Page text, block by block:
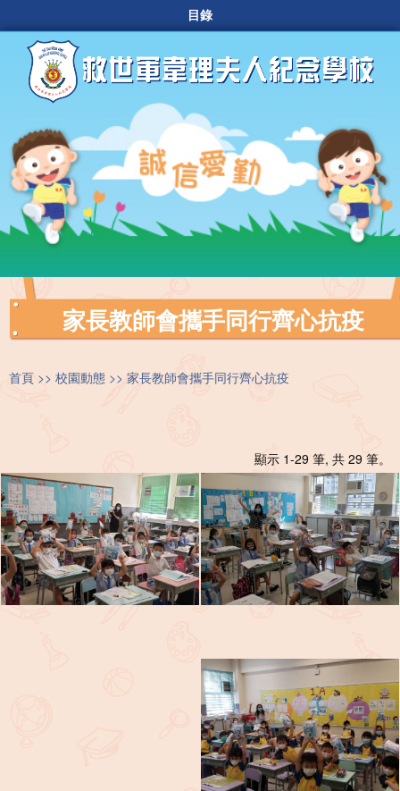
目錄
家長教師會攜手同行齊心抗疫
首頁 校園動態 家長教師會攜手同行齊心抗疫
顯示 1-29 筆, 共 29 筆。